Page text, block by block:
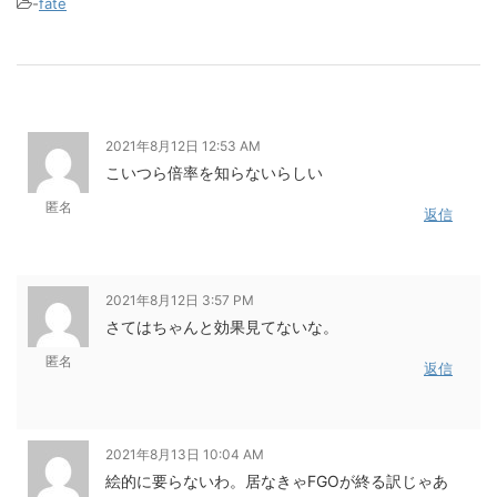
匿名
2021年8月12日 12:53 AM
こいつら倍率を知らないらしい
返信
匿名
2021年8月12日 3:57 PM
さてはちゃんと効果見てないな。
返信
2021年8月13日 10:04 AM
絵的に要らないわ。居なきゃFGOが終る訳じゃあ